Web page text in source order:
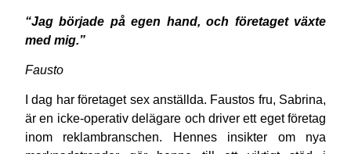
“Jag började på egen hand, och företaget växte
med mig.”
Fausto
I dag har företaget sex anställda. Faustos fru, Sabrina,
är en icke-operativ delägare och driver ett eget företag
inom reklambranschen. Hennes insikter om nya